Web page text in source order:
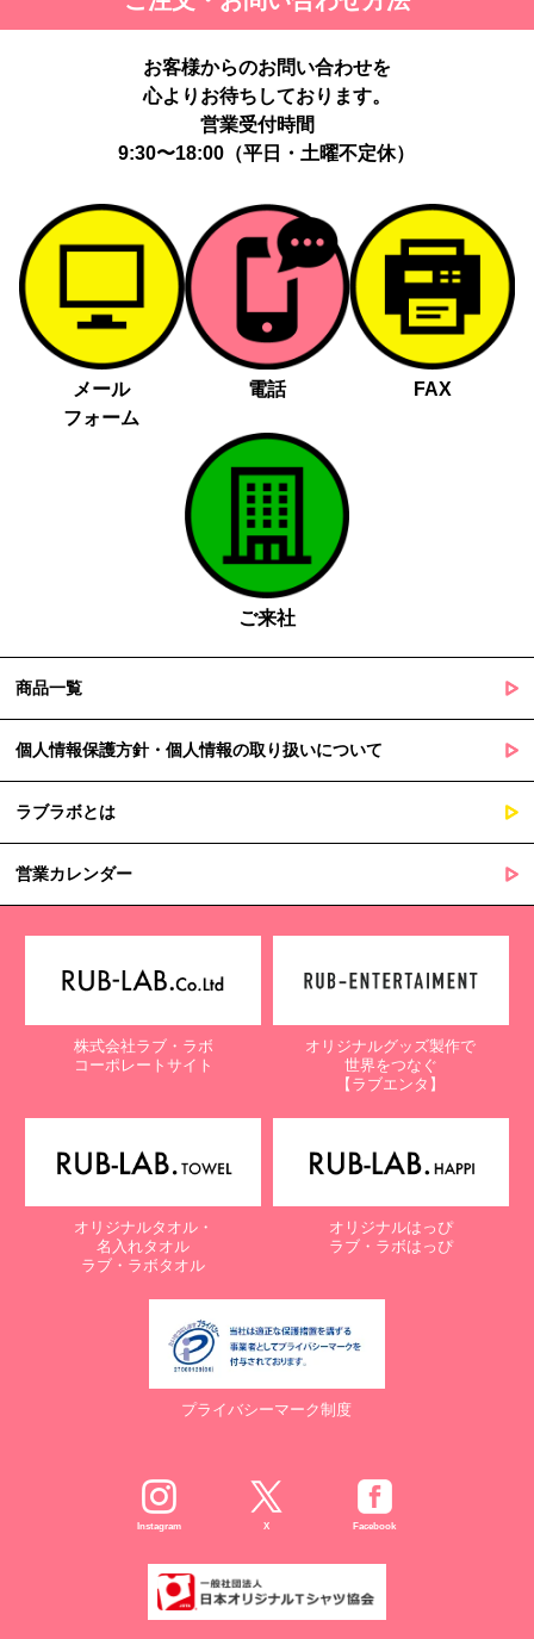
最適化のため。
提供する個人情報の項目：Cookie 等の識別子、広告 ID、閲覧・行
動履歴、IP、ブラウザ・端末情報、（同意時）メールアドレス等の
提供の手段又は方法：当社ウェブサイトのタグ・SDK・API 等に
よる安全な電送、又は管理コンソールからの連携。
提供先：広告配信事業者（例：Google LLC等）。
個人情報の取り扱いに関する契約：提供先と個人情報取扱い契約
す。
お客様の個人情報は、以下掲げる場合以外に、事前にご本人の同意
無く第三者に提供することはありません。
法令に基づく場合
人の生命、身体又は財産の保護にために必要がある場合であっ
て、本人の同意を得る事が困難であるとき
公衆衛生の向上又は児童の健全な育成の推進のために特に必要
がある場合であって、本人の同意を得る事が困難であるとき
国の機関若しくは地方公共団体又はその委託を受けた者が法令
の定める事務を遂行することに対して協力する必要がある場合
であって、本人の同意を得ることによって当該事務の遂行に支
障を及ぼすおそれがあるとき
当社は個人情報の取扱業務の全部または一部を外部に業務委託する
その際、弊社は、個人情報を適切に保護できる管理体制を敷き実行
していることを条件として委託先を厳選したうえで、機密保持契約
を委託先と締結し、お客様の個人情報を厳密に管理させます。
６. 個人情報（保有個人データを含む）の利用目的通知、開示・訂
正等、利用停止等の請求
情報の利用目的の通知、開示、訂正・追加・削除、利用停止・消去
たします。これらの請求は、次の窓口にて受け付けております。
〒761-0323 香川県高松市亀田町90-1
株式会社ラブ・ラボ
電子メール：info@rub-lab.com
【認定個人情報保護団体の名称及び、苦情の解決の申出先】
一般財団法人日本情報経済社会推進協会
認定個人情報保護団体事務局
〒106-0032 東京都港区六本木一丁目9番9号 六本木ファースト
７. 個人情報の提供の任意性と提供されない場合に起こりうる影響
８. Cookie（クッキー）等の利用について
当社のウェブサイトでは、お客様に適したサービスや情報、広告等
を提供する目的のため、Cookie（クッキー）及びそれに類する技
術を利用することがあります。
お客様からのお問い合わせを
心よりお待ちしております。
営業受付時間
9:30〜18:00（平日・土曜不定休）
メール
フォーム
電話 FAX
ご来社
商品一覧
個人情報保護方針・個人情報の取り扱いについて
ラブラボとは
営業カレンダー
株式会社ラブ・ラボ
コーポレートサイト
オリジナルグッズ製作で
世界をつなぐ
【ラブエンタ】
オリジナルタオル・
名入れタオル
ラブ・ラボタオル
オリジナルはっぴ
ラブ・ラボはっぴ
プライバシーマーク制度
Instagram X Facebook